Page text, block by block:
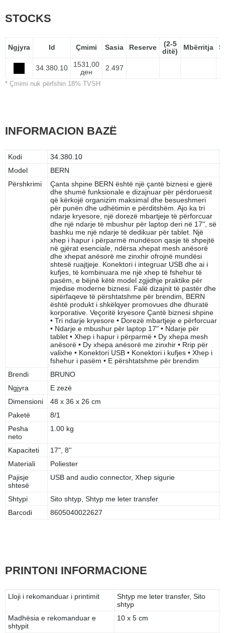
STOCKS
Ngjyra Id Çmimi Sasia Reserve
(2-5
ditë)
Mbërritja
34.380.10
1531,00
ден
2.497
* Çmimi nuk përfshin 18% TVSH
INFORMACION BAZË
Kodi
34.380.10
Model
BERN
Përshkrimi
Çanta shpine BERN është një çantë biznesi e gjerë
dhe shumë funksionale e dizajnuar për përdoruesit
që kërkojë organizim maksimal dhe besueshmeri
për punën dhe udhëtimin e përditshëm. Ajo ka tri
ndarje kryesore, një dorezë mbartjeje të përforcuar
dhe një ndarje të mbushur për laptop deri në 17", së
bashku me një ndarje të dedikuar për tablet. Një
xhep i hapur i përparmë mundëson qasje të shpejtë
në gjërat esenciale, ndërsa xhepat mesh anësorë
dhe xhepat anësorë me zinxhir ofrojnë mundësi
shtesë ruajtjeje. Konektori i integruar USB dhe ai i
kufjes, të kombinuara me një xhep të fshehur të
pasëm, e bëjnë këtë model zgjidhje praktike për
mjedise moderne biznesi. Falë dizajnit të pastër dhe
sipërfaqeve të përshtatshme për brendim, BERN
është produkt i shkëlqyer promovues dhe dhuratë
korporative. Veçoritë kryesore Çantë biznesi shpine
• Tri ndarje kryesore • Dorezë mbartjeje e përforcuar
• Ndarje e mbushur për laptop 17" • Ndarje për
tablet • Xhep i hapur i përparmë • Dy xhepa mesh
anësorë • Dy xhepa anësorë me zinxhir • Rrip për
valixhe • Konektori USB • Konektori i kufjes • Xhep i
fshehur i pasëm • E përshtatshme për brendim
Brendi
BRUNO
Ngjyra
E zezë
Dimensioni
48 x 36 x 26 cm
Paketë
8/1
Pesha
neto
1.00 kg
Kapaciteti
17", 8''
Materiali
Poliester
Pajisje
shtesë
USB and audio connector, Xhep sigurie
Shtypi
Sito shtyp, Shtyp me leter transfer
Barcodi
8605040022627
PRINTONI INFORMACIONE
Lloji i rekomanduar i printimit
Shtyp me leter transfer, Sito
shtyp
Madhësia e rekomanduar e
shtypit
10 x 5 cm